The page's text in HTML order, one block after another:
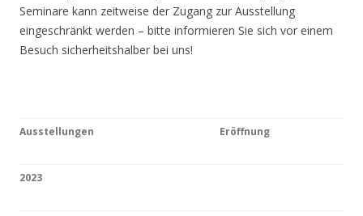
Seminare kann zeitweise der Zugang zur Ausstellung
eingeschränkt werden – bitte informieren Sie sich vor einem
Besuch sicherheitshalber bei uns!
Ausstellungen Eröffnung
2023